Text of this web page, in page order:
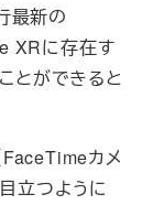
最新の
XRに存在す
とができると
FaceTimeカメ
立つように